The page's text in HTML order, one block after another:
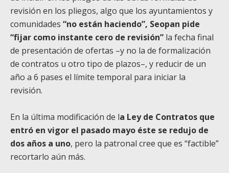
revisión en los pliegos, algo que los ayuntamientos y
comunidades “no están haciendo”, Seopan pide
“fijar como instante cero de revisión” la fecha final
de presentación de ofertas –y no la de formalización
de contratos u otro tipo de plazos–, y reducir de un
año a 6 pases el límite temporal para iniciar la
revisión.
En la última modificación de la Ley de Contratos que
entró en vigor el pasado mayo éste se redujo de
dos años a uno, pero la patronal cree que es “factible”
recortarlo aún más.